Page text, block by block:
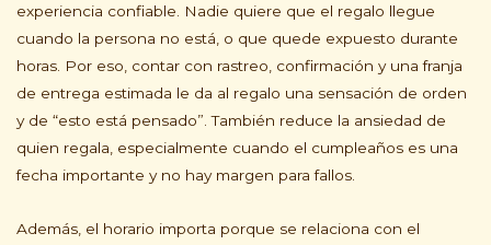
experiencia confiable. Nadie quiere que el regalo llegue
cuando la persona no está, o que quede expuesto durante
horas. Por eso, contar con rastreo, confirmación y una franja
de entrega estimada le da al regalo una sensación de orden
y de “esto está pensado”. También reduce la ansiedad de
quien regala, especialmente cuando el cumpleaños es una
fecha importante y no hay margen para fallos.
Además, el horario importa porque se relaciona con el